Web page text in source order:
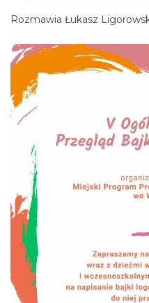
Rozmawia Łukasz